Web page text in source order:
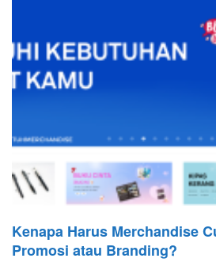
Kenapa Harus Merchandise
Promosi atau Branding?